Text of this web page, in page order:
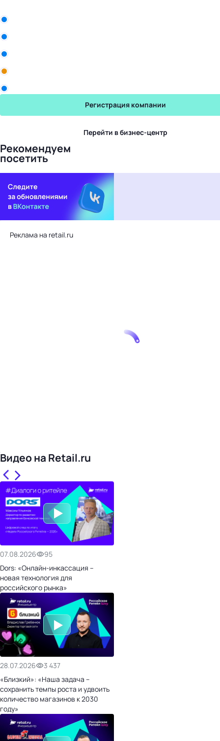
Регистрация компании
Перейти в бизнес-центр
Рекомендуем
посетить
Реклама на retail.ru
Видео на Retail.ru
07.08.2026
95
Dors: «Онлайн-инкассация –
новая технология для
российского рынка»
28.07.2026
3 437
«Близкий»: «Наша задача –
сохранить темпы роста и удвоить
количество магазинов к 2030
году»